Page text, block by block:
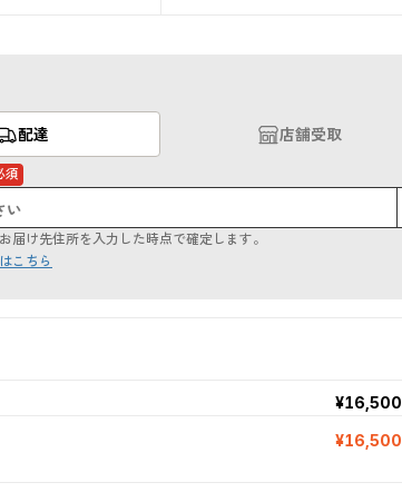
配達 店舗受取
須
必
）
届け先住所を入力した時点で確定します。
こちら
¥16,500
¥16,500